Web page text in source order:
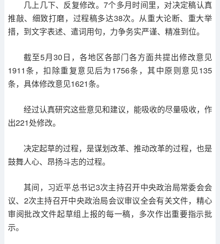
几上几下、反复修改。7个多月时间里，对决定稿认真
推敲、细致打磨，过程稿多达38次。从重大论断、重大举
措，到文字表述、遣词用句，力争务实严谨、精准到位。
截至5月30日，各地区各部门各方面共提出修改意见
1911条，扣除重复意见后为1756条，其中原则意见135
条，具体修改意见1621条。
经过认真研究这些意见和建议，能吸收的尽量吸收，作
出221处修改。
决定起草的过程，是谋划改革、推动改革的过程，也是
鼓舞人心、昂扬斗志的过程。
其间，习近平总书记3次主持召开中央政治局常委会会
议、2次主持召开中央政治局会议审议全会有关文件，精心
审阅批改文件起草组上报的每一稿，多次作出重要指示批
示。